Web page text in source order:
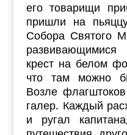
его товарищи
пришли на
Собора Святого
крест на белом
что там можно
Возле
галер. Каждый
и ругал